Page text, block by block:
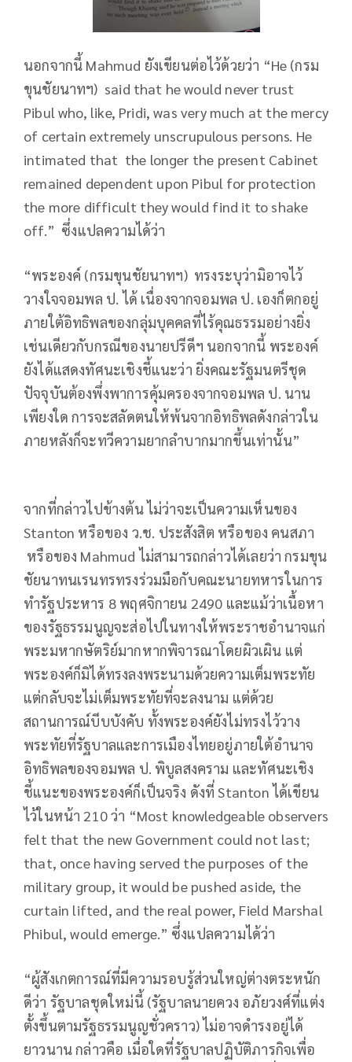
นอกจากนี้ Mahmud ยังเขียนต่อไว้ด้วยว่า “He (กรม
ขุนชัยนาทฯ) said that he would never trust
Pibul who, like, Pridi, was very much at the mercy
of certain extremely unscrupulous persons. He
intimated that the longer the present Cabinet
remained dependent upon Pibul for protection
the more difficult they would find it to shake
off.” ซึ่งแปลความได้ว่า
“พระองค์ (กรมขุนชัยนาทฯ) ทรงระบุว่ามิอาจไว้
วางใจจอมพล ป. ได้ เนื่องจากจอมพล ป. เองก็ตกอยู่
ภายใต้อิทธิพลของกลุ่มบุคคลที่ไร้คุณธรรมอย่างยิ่ง
เช่นเดียวกับกรณีของนายปรีดีฯ นอกจากนี้ พระองค์
ยังได้แสดงทัศนะเชิงชี้แนะว่า ยิ่งคณะรัฐมนตรีชุด
ปัจจุบันต้องพึ่งพาการคุ้มครองจากจอมพล ป. นาน
เพียงใด การจะสลัดตนให้พ้นจากอิทธิพลดังกล่าวใน
ภายหลังก็จะทวีความยากลำบากมากขึ้นเท่านั้น”
จากที่กล่าวไปข้างต้น ไม่ว่าจะเป็นความเห็นของ
Stanton หรือของ ว.ช. ประสังสิต หรือของ คนสภา
หรือของ Mahmud ไม่สามารถกล่าวได้เลยว่า กรมขุน
ชัยนาทนเรนทรทรงร่วมมือกับคณะนายทหารในการ
ทำรัฐประหาร 8 พฤศจิกายน 2490 และแม้ว่าเนื้อหา
ของรัฐธรรมนูญจะส่อไปในทางให้พระราชอำนาจแก่
พระมหากษัตริย์มากหากพิจารณาโดยผิวเผิน แต่
พระองค์ก็มิได้ทรงลงพระนามด้วยความเต็มพระทัย
แต่กลับจะไม่เต็มพระทัยที่จะลงนาม แต่ด้วย
สถานการณ์บีบบังคับ ทั้งพระองค์ยังไม่ทรงไว้วาง
พระทัยที่รัฐบาลและการเมืองไทยอยู่ภายใต้อำนาจ
อิทธิพลของจอมพล ป. พิบูลสงคราม และทัศนะเชิง
ชี้แนะของพระองค์ก็เป็นจริง ดังที่ Stanton ได้เขียน
ไว้ในหน้า 210 ว่า “Most knowledgeable observers
felt that the new Government could not last;
that, once having served the purposes of the
military group, it would be pushed aside, the
curtain lifted, and the real power, Field Marshal
Phibul, would emerge.” ซึ่งแปลความได้ว่า
“ผู้สังเกตการณ์ที่มีความรอบรู้ส่วนใหญ่ต่างตระหนัก
ดีว่า รัฐบาลชุดใหม่นี้ (รัฐบาลนายควง อภัยวงศ์ที่แต่ง
ตั้งขึ้นตามรัฐธรรมนูญชั่วคราว) ไม่อาจดำรงอยู่ได้
ยาวนาน กล่าวคือ เมื่อใดที่รัฐบาลปฏิบัติภารกิจเพื่อ